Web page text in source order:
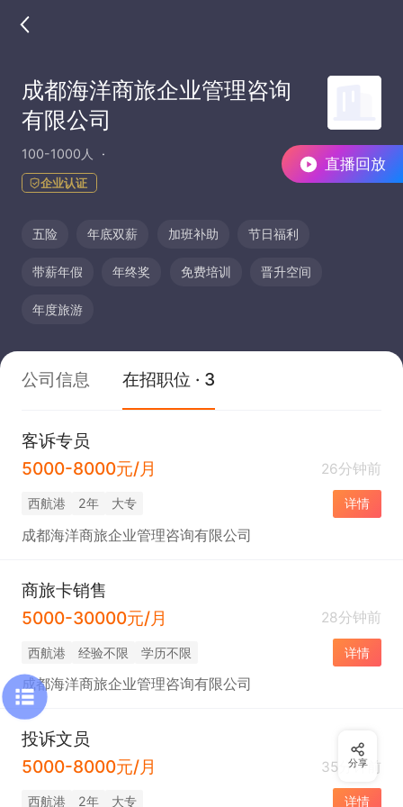
直播回放
成都海洋商旅企业管理咨询
有限公司
100-1000人
企业认证
五险 年底双薪 加班补助 节日福利
带薪年假 年终奖 免费培训 晋升空间
年度旅游
公司信息 在招职位 · 3
客诉专员
5000-8000元/月
26分钟前
西航港 2年 大专 详情
成都海洋商旅企业管理咨询有限公司
商旅卡销售
5000-30000元/月
28分钟前
西航港 经验不限 学历不限 详情
成都海洋商旅企业管理咨询有限公司
投诉文员
5000-8000元/月
35分钟前
西航港 2年 大专 详情
分享